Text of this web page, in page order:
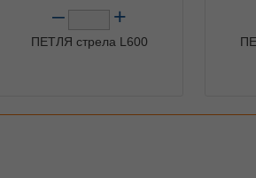
– +
ПЕТЛЯ стрела L600